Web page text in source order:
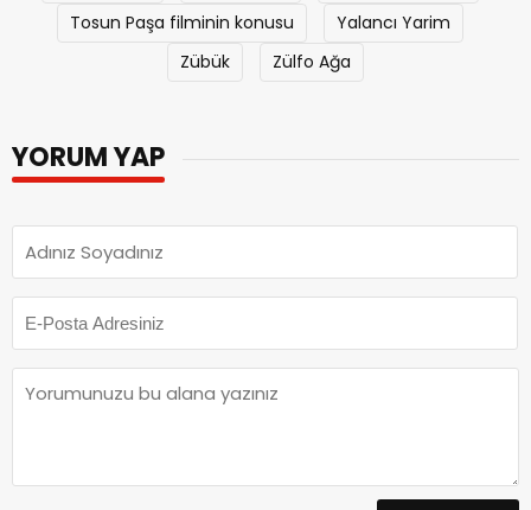
Tosun Paşa filminin konusu
Yalancı Yarim
Zübük
Zülfo Ağa
YORUM YAP